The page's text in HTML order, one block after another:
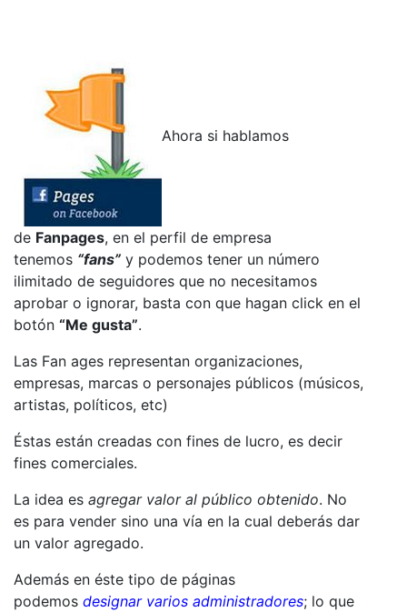
Ahora si hablamos
de Fanpages, en el perfil de empresa
tenemos “fans” y podemos tener un número
ilimitado de seguidores que no necesitamos
aprobar o ignorar, basta con que hagan click en el
botón “Me gusta”.
Las Fan ages representan organizaciones,
empresas, marcas o personajes públicos (músicos,
artistas, políticos, etc)
Éstas están creadas con fines de lucro, es decir
fines comerciales.
La idea es agregar valor al público obtenido. No
es para vender sino una vía en la cual deberás dar
un valor agregado.
Además en éste tipo de páginas
podemos designar varios administradores; lo que